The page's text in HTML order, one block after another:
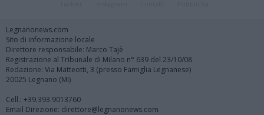
Legnanonews.com
Sito di informazione locale
Direttore responsabile: Marco Tajè
Registrazione al Tribunale di Milano n° 639 del 23/10/08
Redazione: Via Matteotti, 3 (presso Famiglia Legnanese)
20025 Legnano (MI)
Cell.: +39.393.9013760
Email Direzione: direttore@legnanonews.com